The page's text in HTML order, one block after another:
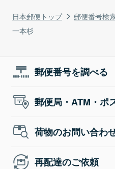
日本郵便トップ 郵便番号検
一本杉
郵便番号を調べる
郵便局・ATM・ポ
荷物のお問い合わ
再配達のご依頼